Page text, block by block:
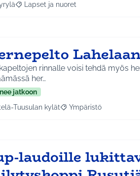
tulokset aihepiirin mukaan: Hyrylä
Rajaa tulokset teeman mukaan:
Lapset ja nuoret
rinnalle voisi tehdä myös
her…
jatkoon
tulokset aihepiirin mukaan: Etelä-
Tuusulan kylät Rajaa tulokset teeman
Ympäristö
laudoille